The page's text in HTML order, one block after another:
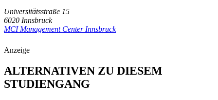
Universitätsstraße 15
6020 Innsbruck
MCI Management Center Innsbruck
Anzeige
ALTERNATIVEN ZU DIESEM
STUDIENGANG